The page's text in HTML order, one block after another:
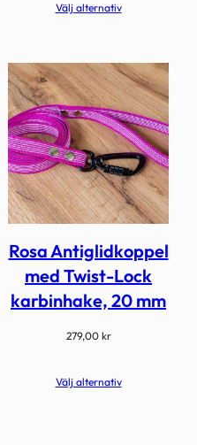
Välj alternativ
Rosa Antiglidkoppel
med Twist-Lock
karbinhake, 20 mm
279,00 kr
Välj alternativ